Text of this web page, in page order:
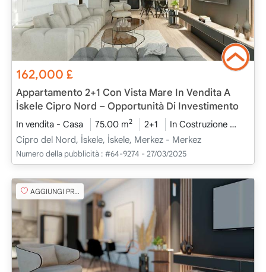
162,000£
Appartamento 2+1 Con Vista Mare In Vendita A
İskele Cipro Nord – Opportunità Di Investimento
In vendita - Casa 75.00 m2 2+1 In Costruzione
Cipro del Nord, İskele, İskele, Merkez - Merkez
Numero della pubblicità : #64-9274 - 27/03/2025
AGGIUNGI PREFERITO